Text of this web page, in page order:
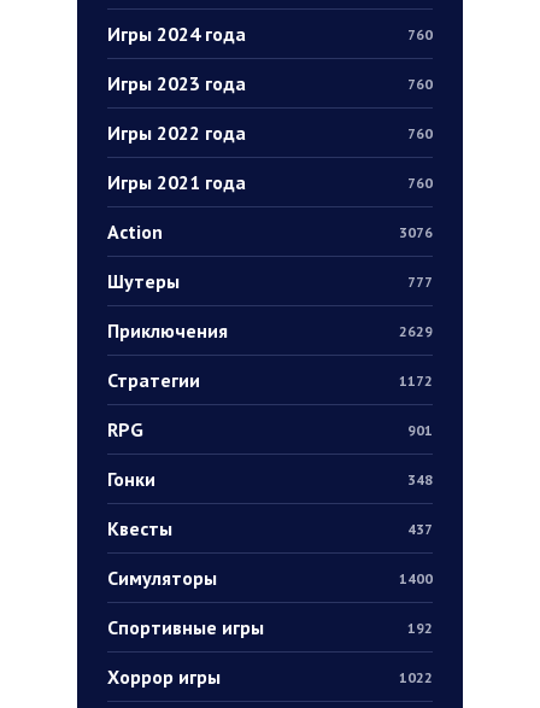
Игры 2024 года 760
Игры 2023 года 760
Игры 2022 года 760
Игры 2021 года 760
Action 3076
Шутеры 777
Приключения 2629
Стратегии 1172
RPG 901
Гонки 348
Квесты 437
Симуляторы 1400
Спортивные игры 192
Хоррор игры 1022